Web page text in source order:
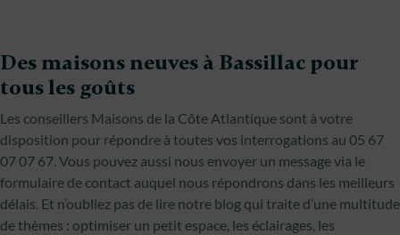
Des maisons neuves à Bassillac pour
tous les goûts
Les conseillers Maisons de la Côte Atlantique sont à votre
disposition pour répondre à toutes vos interrogations au 05 67
07 07 67. Vous pouvez aussi nous envoyer un message via le
formulaire de contact auquel nous répondrons dans les meilleurs
délais. Et n’oubliez pas de lire notre blog qui traite d’une multitude
de thèmes : optimiser un petit espace, les éclairages, les